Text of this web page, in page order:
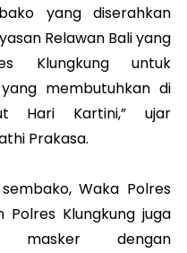
yang diserahkan
Relawan Bali yang
Klungkung untuk
membutuhkan di
Hari Kartini,” ujar
Prakasa.
Waka Polres
Polres Klungkung juga
masker dengan